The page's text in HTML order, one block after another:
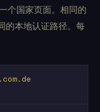
国家页面。相同的
的本地认证路径。每